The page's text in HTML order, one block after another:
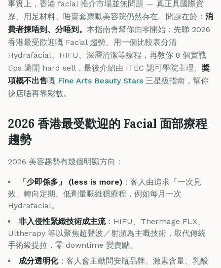
事實上，香港 facial 推介市場並無問題 — 真正具國際資
歷、用足材料、唔賣套票嘅美容院仍然存在。問題在於： 消
費者揀唔到、分唔到。 本指南會幫你由零開始：先睇 2026
香港最受歡迎嘅 Facial 趨勢、用一個比較表分清
Hydrafacial、HIFU、深層清潔等療程，再教你 8 個實戰
tips 避開 hard sell，最後介紹由 ITEC 認可學院主理、 獎
項概不出售嘅 Fine Arts Beauty Stars 三星級指南，幫你
揀店唔再靠彩數。
2026 香港最受歡迎的 Facial 面部療程
趨勢
2026 美容趨勢有幾個明顯方向：
「少即係多」 (less is more) ：客人由追求「一次見
效」轉向定期、低劑量嘅維穩療程，例如每月一次
Hydrafacial。
非入侵性緊緻技術成主流：HIFU、Thermage FLX、
Ultherapy 等以聚焦超聲波／射頻為主嘅技術，取代傳統
手術級提拉，零 downtime 變賣點。
成分透明化：客人會主動問安瓶品牌、激素含量、乳酸